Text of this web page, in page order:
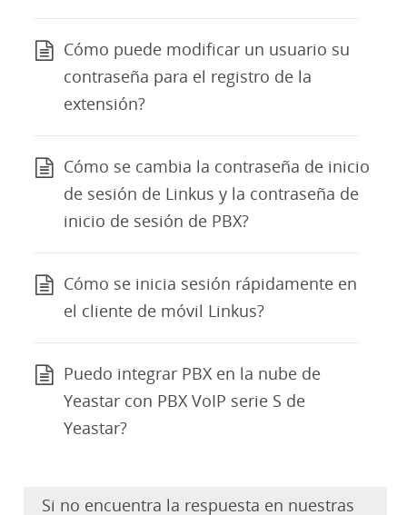
Cómo puede modificar un usuario su
contraseña para el registro de la
extensión?
Cómo se cambia la contraseña de inicio
de sesión de Linkus y la contraseña de
inicio de sesión de PBX?
Cómo se inicia sesión rápidamente en
el cliente de móvil Linkus?
Puedo integrar PBX en la nube de
Yeastar con PBX VoIP serie S de
Yeastar?
Si no encuentra la respuesta en nuestras